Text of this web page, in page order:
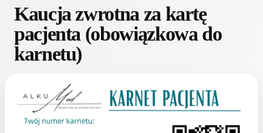
Kaucja zwrotna za kartę
pacjenta (obowiązkowa do
karnetu)